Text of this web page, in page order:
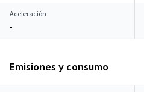
Aceleración
-
Emisiones y consumo